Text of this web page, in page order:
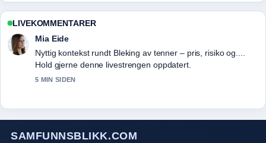
LIVEKOMMENTARER
Mia Eide
Nyttig kontekst rundt Bleking av tenner – pris, risiko og....
Hold gjerne denne livestrengen oppdatert.
5 MIN SIDEN
SAMFUNNSBLIKK.COM